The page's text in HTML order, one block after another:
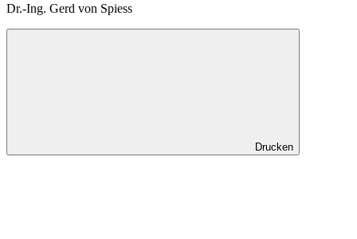
Dr.-Ing. Gerd von Spiess
Drucken